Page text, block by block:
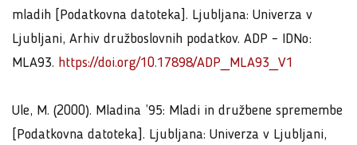
mladih [Podatkovna datoteka]. Ljubljana: Univerza v
Ljubljani, Arhiv družboslovnih podatkov. ADP – IDNo:
MLA93. https://doi.org/10.17898/ADP_MLA93_V1
Ule, M. (2000). Mladina ’95: Mladi in družbene spremembe
[Podatkovna datoteka]. Ljubljana: Univerza v Ljubljani,